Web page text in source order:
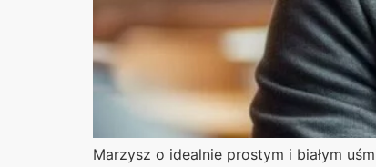
Marzysz o idealnie prostym i białym